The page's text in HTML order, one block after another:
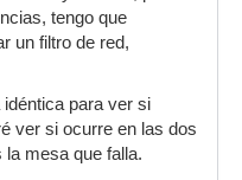
tengo que
un filtro de red,
para ver si
ver si ocurre en las dos
mesa que falla.